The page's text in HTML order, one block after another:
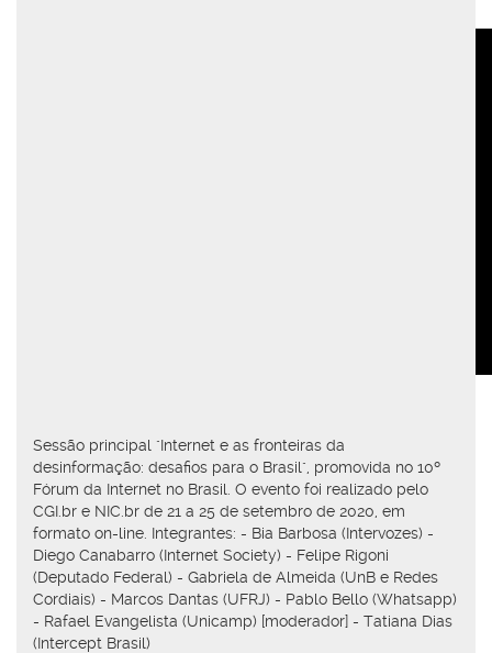
Sessão principal "Internet e as fronteiras da
desinformação: desafios para o Brasil", promovida no 10º
Fórum da Internet no Brasil. O evento foi realizado pelo
CGI.br e NIC.br de 21 a 25 de setembro de 2020, em
formato on-line. Integrantes: - Bia Barbosa (Intervozes) -
Diego Canabarro (Internet Society) - Felipe Rigoni
(Deputado Federal) - Gabriela de Almeida (UnB e Redes
Cordiais) - Marcos Dantas (UFRJ) - Pablo Bello (Whatsapp)
- Rafael Evangelista (Unicamp) [moderador] - Tatiana Dias
(Intercept Brasil)